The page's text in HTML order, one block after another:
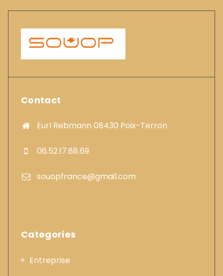
Contact
Eurl Rebmann 08430 Poix-Terron
06.52.17.88.69
souopfrance@gmail.com
Categories
Entreprise